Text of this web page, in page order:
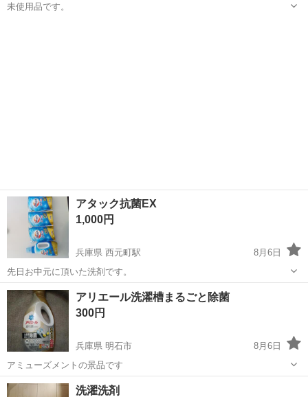
未使用品です。
アタック抗菌EX
1,000円
兵庫県 西元町駅
8月6日
先日お中元に頂いた洗剤です。
兵庫 神戸市 西元町駅 洗濯用品
アリエール洗濯槽まるごと除菌
300円
兵庫県 明石市
8月6日
アミューズメントの景品です
兵庫 明石市 洗濯用品
洗濯洗剤